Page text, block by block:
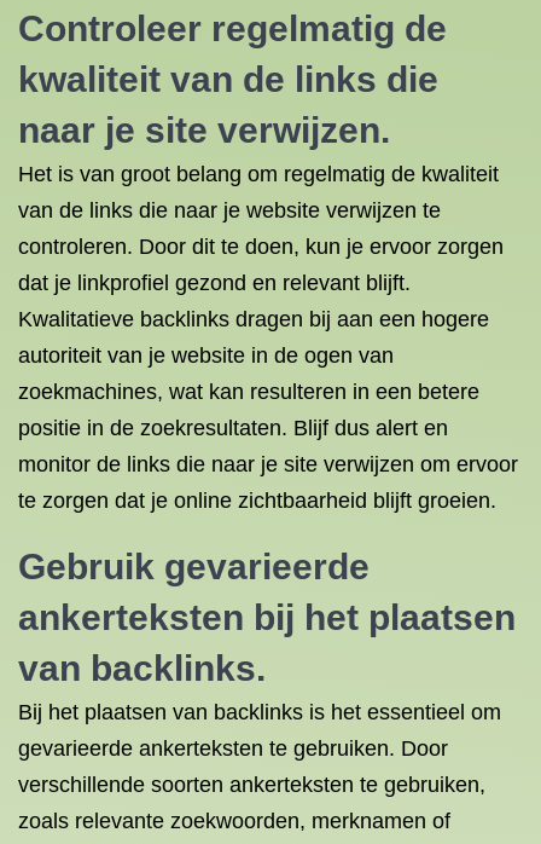
Controleer regelmatig de
kwaliteit van de links die
naar je site verwijzen.
Het is van groot belang om regelmatig de kwaliteit
van de links die naar je website verwijzen te
controleren. Door dit te doen, kun je ervoor zorgen
dat je linkprofiel gezond en relevant blijft.
Kwalitatieve backlinks dragen bij aan een hogere
autoriteit van je website in de ogen van
zoekmachines, wat kan resulteren in een betere
positie in de zoekresultaten. Blijf dus alert en
monitor de links die naar je site verwijzen om ervoor
te zorgen dat je online zichtbaarheid blijft groeien.
Gebruik gevarieerde
ankerteksten bij het plaatsen
van backlinks.
Bij het plaatsen van backlinks is het essentieel om
gevarieerde ankerteksten te gebruiken. Door
verschillende soorten ankerteksten te gebruiken,
zoals relevante zoekwoorden, merknamen of